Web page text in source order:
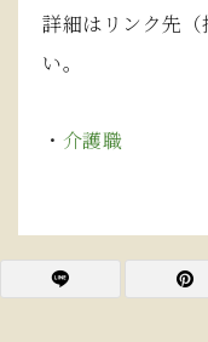
詳細はリンク先
い。
・ 介護職